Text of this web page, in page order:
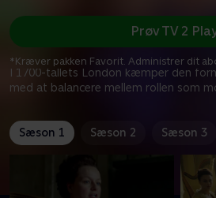
I 1700-tallets London kæmper den
med at balancere mellem rollen som
Prøv TV 2
*Kræver pakken Favorit. Administrer dit
Sæson 1 Sæson 2 Sæson 3